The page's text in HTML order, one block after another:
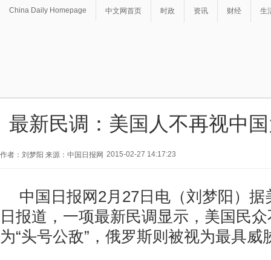
China Daily Homepage 中文网首页 时政 资讯 财经 生
最新民调：美国人不再视中
作者：刘梦阳 来源：中国日报网 2015-02-27 14:17:23
中国日报网2月27日电（刘梦阳）
日报道，一项最新民调显示，美国民
为“头号公敌”，俄罗斯则被视为最具威